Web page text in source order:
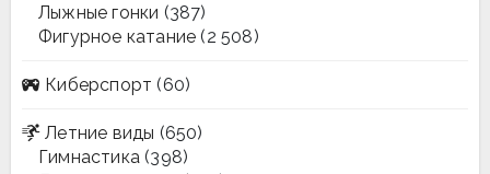
Лыжные гонки (387)
Фигурное катание (2 508)
Киберспорт (60)
Летние виды (650)
Гимнастика (398)